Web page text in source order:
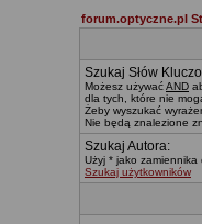
forum.optyczne.pl
Szukaj Słów
Możesz używaćAND
dla tych, które nie
Żeby wyszukać
Nie będą znalezione
Szukaj Autora:
Użyj * jako
Szukaj użytkowników